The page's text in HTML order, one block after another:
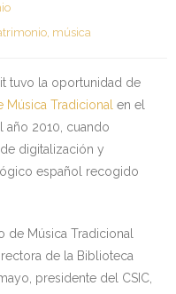
, música
tuvo la oportunidad de
Música Tradicional en el
año 2010, cuando
digitalización y
español recogido
de Música Tradicional
de la Biblioteca
presidente del CSIC,